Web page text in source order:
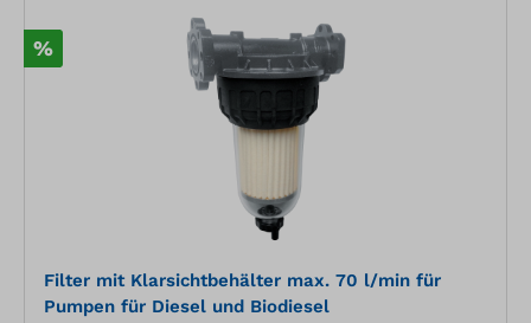
%
Filter mit Klarsichtbehälter max. 70 l/min für
Pumpen für Diesel und Biodiesel